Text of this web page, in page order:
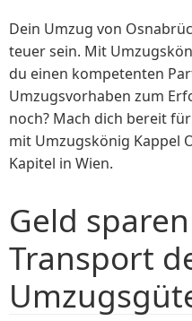
Dein Umzug von
teuer sein. Mit
du einen kompetenten
Umzugsvorhaben zum
noch? Mach dich bereit
mit Umzugskönig Kappel
Kapitel in Wien.
Geld
Transport